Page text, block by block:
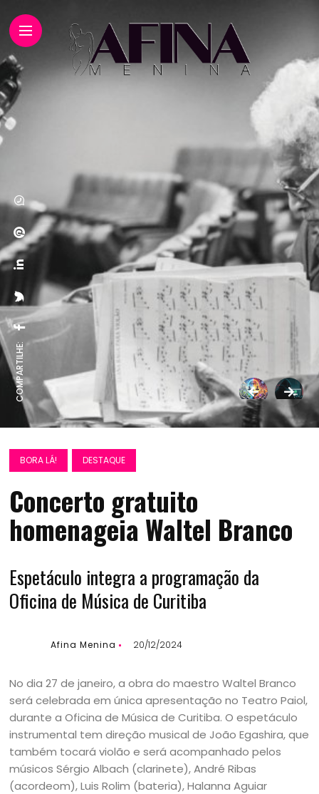
COMPARTILHE:
BORA LÁ! DESTAQUE
Concerto gratuito
homenageia Waltel Branco
Espetáculo integra a programação da
Oficina de Música de Curitiba
Afina Menina 20/12/2024
No dia 27 de janeiro, a obra do maestro Waltel Branco
será celebrada em única apresentação no Teatro Paiol,
durante a Oficina de Música de Curitiba. O espetáculo
instrumental tem direção musical de João Egashira, que
também tocará violão e será acompanhado pelos
músicos Sérgio Albach (clarinete), André Ribas
(acordeom), Luis Rolim (bateria), Halanna Aguiar